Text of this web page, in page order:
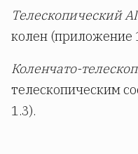
Телескопический
колен (приложение
Коленчато-
телескопическим
1.3).